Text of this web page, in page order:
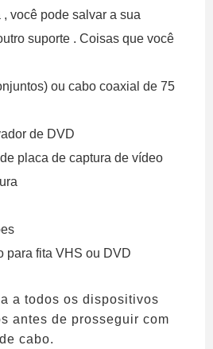
você pode salvar a sua
suporte . Coisas que você
ou cabo coaxial de 75
de DVD
placa de captura de vídeo
para fita VHS ou DVD
a todos os dispositivos
antes de prosseguir com
cabo.